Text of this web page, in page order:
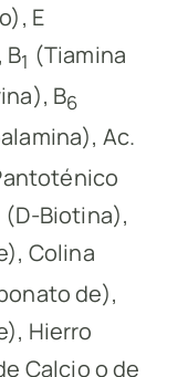
E
B1 (Tiamina
B6
Ac.
Biotina),
Colina
de),
Hierro
Calcio o de